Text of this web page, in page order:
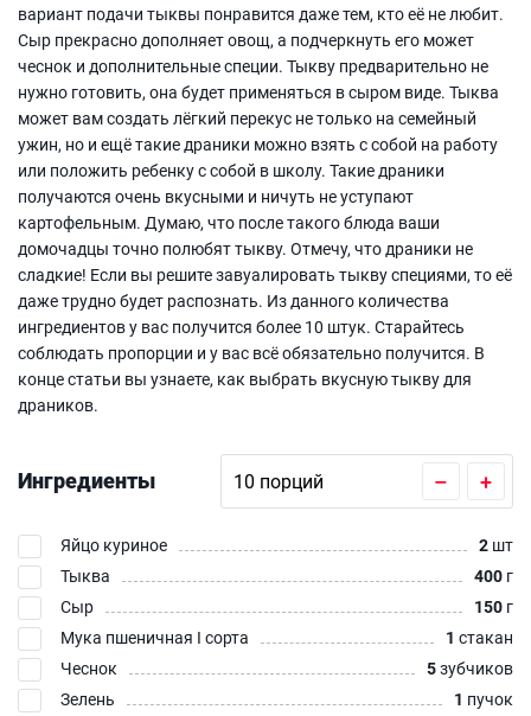
вариант подачи тыквы понравится даже тем, кто её не любит.
Сыр прекрасно дополняет овощ, а подчеркнуть его может
чеснок и дополнительные специи. Тыкву предварительно не
нужно готовить, она будет применяться в сыром виде. Тыква
может вам создать лёгкий перекус не только на семейный
ужин, но и ещё такие драники можно взять с собой на работу
или положить ребенку с собой в школу. Такие драники
получаются очень вкусными и ничуть не уступают
картофельным. Думаю, что после такого блюда ваши
домочадцы точно полюбят тыкву. Отмечу, что драники не
сладкие! Если вы решите завуалировать тыкву специями, то её
даже трудно будет распознать. Из данного количества
ингредиентов у вас получится более 10 штук. Старайтесь
соблюдать пропорции и у вас всё обязательно получится. В
конце статьи вы узнаете, как выбрать вкусную тыкву для
драников.
Ингредиенты – +
Яйцо куриное 2 шт
Тыква
400 г
Сыр
150 г
Мука пшеничная I сорта
1 стакан
Чеснок
5зубчиков
Зелень
1 пучок